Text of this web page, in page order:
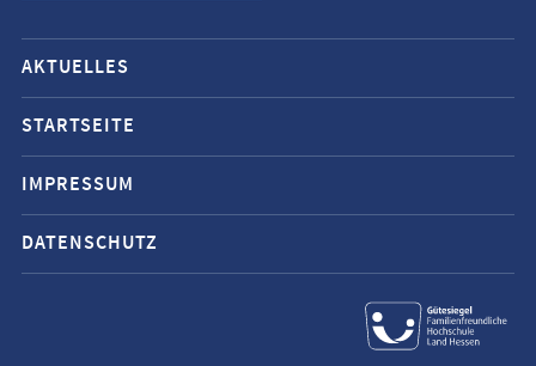
Mobile-
Service-
Navigation
und
Social
Media
Kontakte
AKTUELLES
STARTSEITE
IMPRESSUM
DATENSCHUTZ